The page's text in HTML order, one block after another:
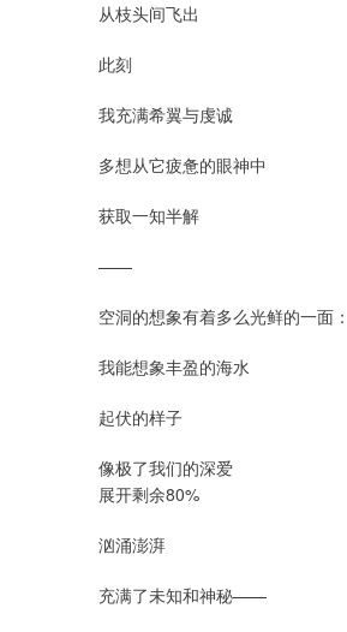
从枝头间飞出
此刻
我充满希翼与虔诚
多想从它疲惫的眼神中
获取一知半解
——
空洞的想象有着多么光鲜的一面：
我能想象丰盈的海水
起伏的样子
像极了我们的深爱
展开剩余80%
汹涌澎湃
充满了未知和神秘——